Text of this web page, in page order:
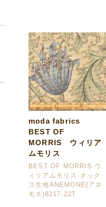
moda fabrics
BEST OF
MORRIS ウィリア
ムモリス
BEST OF MORRIS ウ
ィリアムモリス オック
ス生地ANEMONE(アネ
モネ)8217-22T